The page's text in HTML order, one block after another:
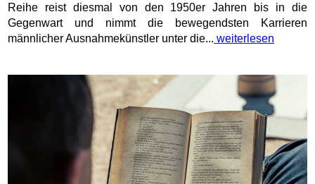
Reihe reist diesmal von den 1950er Jahren bis in die
Gegenwart und nimmt die bewegendsten Karrieren
männlicher Ausnahmekünstler unter die... weiterlesen